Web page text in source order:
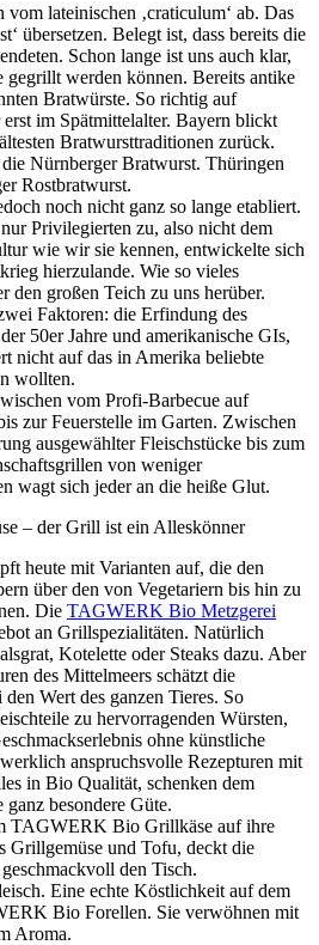
vom lateinischen ‚craticulum‘ ab. Das
übersetzen. Belegt ist, dass bereits die
Schon lange ist uns auch klar,
gegrillt werden können. Bereits antike
Bratwürste. So richtig auf
im Spätmittelalter. Bayern blickt
Bratwursttraditionen zurück.
Nürnberger Bratwurst. Thüringen
Rostbratwurst.
noch nicht ganz so lange etabliert.
Privilegierten zu, also nicht dem
wie wir sie kennen, entwickelte sich
hierzulande. Wie so vieles
den großen Teich zu uns herüber.
Faktoren: die Erfindung des
50er Jahre und amerikanische GIs,
nicht auf das in Amerika beliebte
wollten.
vom Profi-Barbecue auf
zur Feuerstelle im Garten. Zwischen
ausgewählter Fleischstücke bis zum
von weniger
wagt sich jeder an die heiße Glut.
– der Grill ist ein Alleskönner
heute mit Varianten auf, die den
über den von Vegetariern bis hin zu
Die TAGWERK Bio Metzgerei
an Grillspezialitäten. Natürlich
Kotelette oder Steaks dazu. Aber
des Mittelmeers schätzt die
Wert des ganzen Tieres. So
zu hervorragenden Würsten,
ohne künstliche
anspruchsvolle Rezepturen mit
in Bio Qualität, schenken dem
besondere Güte.
TAGWERK Bio Grillkäse auf ihre
Grillgemüse und Tofu, deckt die
den Tisch.
Eine echte Köstlichkeit auf dem
Bio Forellen. Sie verwöhnen mit
Aroma.